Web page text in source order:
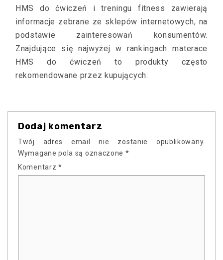
HMS do ćwiczeń i treningu fitness zawierają
informacje zebrane ze sklepów internetowych, na
podstawie zainteresowań konsumentów.
Znajdujące się najwyżej w rankingach materace
HMS do ćwiczeń to produkty często
rekomendowane przez kupujących.
Dodaj komentarz
Twój adres email nie zostanie opublikowany.
Wymagane pola są oznaczone *
Komentarz *